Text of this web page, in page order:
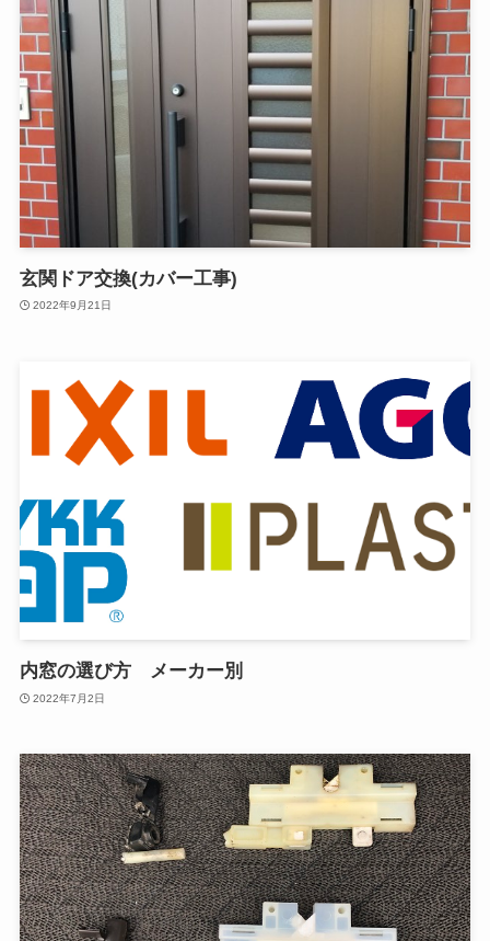
玄関ドア交換(カバー工事)
2022年9月21日
内窓の選び方 メーカー別
2022年7月2日